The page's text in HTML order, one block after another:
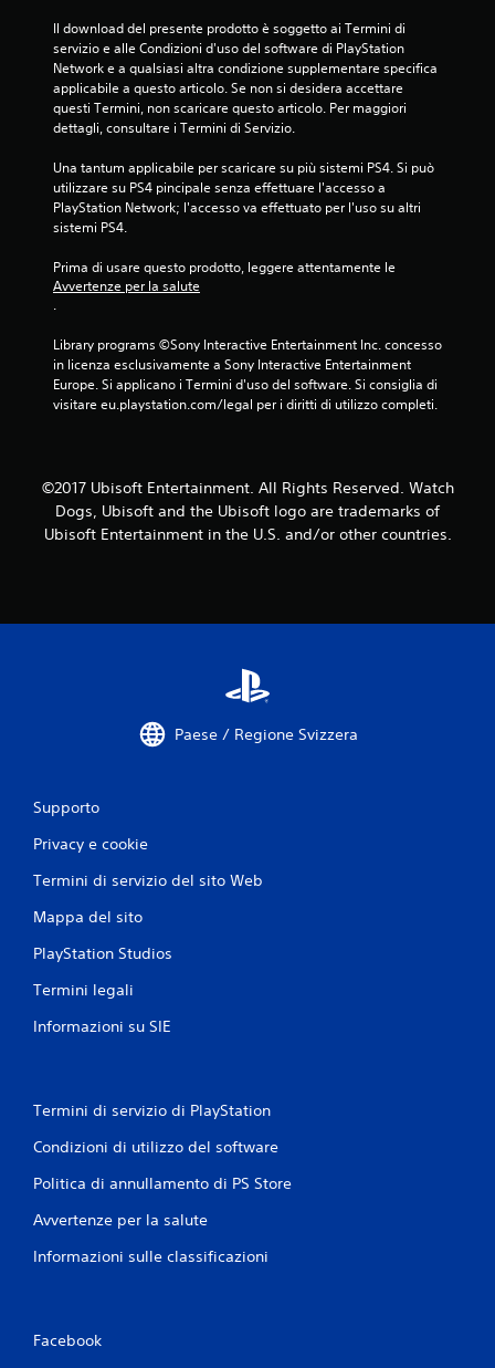
u
c
i
n
q
a
1
6
v
l
Il download del presente prodotto è soggetto ai Termini di
servizio e alle Condizioni d'uso del software di PlayStation
Network e a qualsiasi altra condizione supplementare specifica
applicabile a questo articolo. Se non si desidera accettare
questi Termini, non scaricare questo articolo. Per maggiori
dettagli, consultare i Termini di Servizio.
Una tantum applicabile per scaricare su più sistemi PS4. Si può
utilizzare su PS4 pincipale senza effettuare l'accesso a
PlayStation Network; l'accesso va effettuato per l'uso su altri
sistemi PS4.
Prima di usare questo prodotto, leggere attentamente le
Avvertenze per la salute
.
Library programs ©Sony Interactive Entertainment Inc. concesso
in licenza esclusivamente a Sony Interactive Entertainment
Europe. Si applicano i Termini d'uso del software. Si consiglia di
visitare eu.playstation.com/legal per i diritti di utilizzo completi.
©2017 Ubisoft Entertainment. All Rights Reserved. Watch
Dogs, Ubisoft and the Ubisoft logo are trademarks of
Ubisoft Entertainment in the U.S. and/or other countries.
Paese / Regione Svizzera
Supporto
Privacy e cookie
Termini di servizio del sito Web
Mappa del sito
PlayStation Studios
Termini legali
Informazioni su SIE
Termini di servizio di PlayStation
Condizioni di utilizzo del software
Politica di annullamento di PS Store
Avvertenze per la salute
Informazioni sulle classificazioni
Facebook